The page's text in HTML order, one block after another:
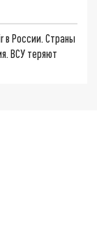
в России. Страны
ВСУ теряют